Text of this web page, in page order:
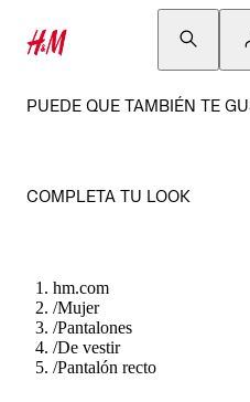
PUEDE QUE TAMBIÉN TE
COMPLETA TU LOOK
hm.com
/Mujer
/Pantalones
/De vestir
/Pantalón recto